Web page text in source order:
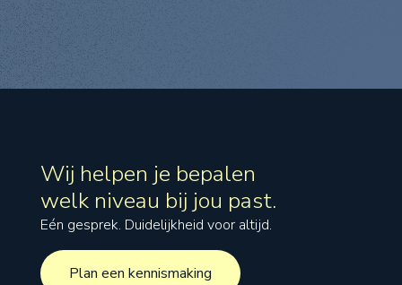
Wij helpen je bepalen
welk niveau bij jou past.
Eén gesprek. Duidelijkheid voor altijd.
Plan een kennismaking